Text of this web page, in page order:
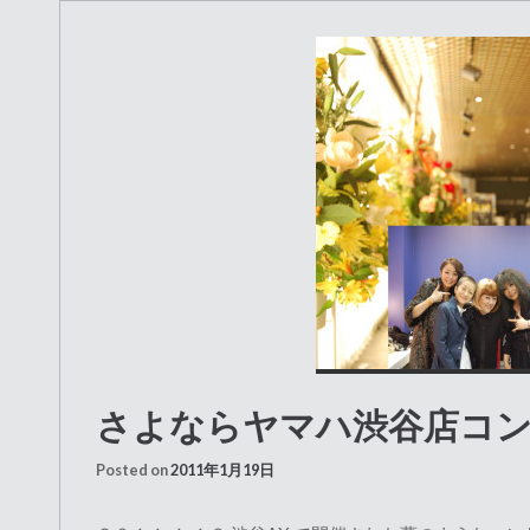
さよならヤマハ渋谷店コ
Posted on2011年1月19日